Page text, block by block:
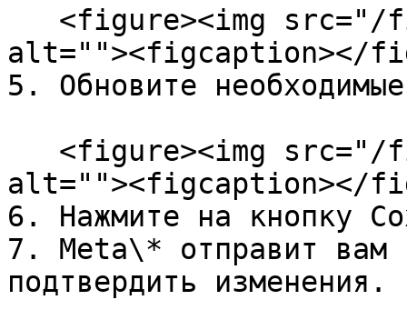
alt=""><figcaption></
5. Обновите
alt=""><figcaption></
6. Нажмите на кнопку
7. Meta\* отправит вам
подтвердить изменения.